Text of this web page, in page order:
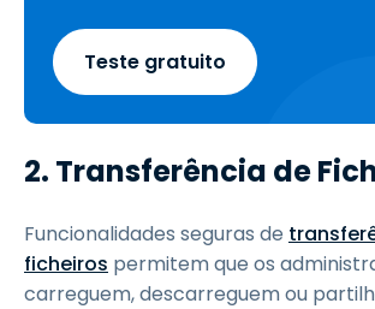
Teste gratuito
2. Transferência de
Funcionalidades seguras de
ficheiros permitem que os
carreguem, descarreguem ou